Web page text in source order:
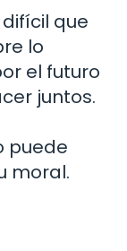
que
lo
el futuro
juntos.
puede
moral.